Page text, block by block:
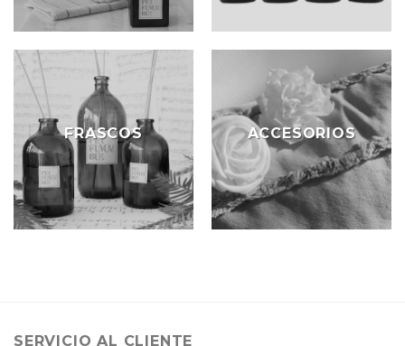
FRASCOS ACCESORIOS
SERVICIO AL CLIENTE